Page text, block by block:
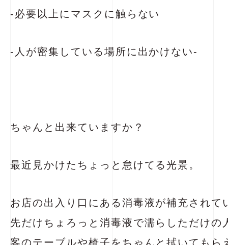
-必要以上にマスクに触らない
-人が密集している場所に出かけない-
ちゃんと出来ていますか？
最近見かけたちょっと怠けてる光景。
お店の出入り口にある消毒液が補充されて
先だけちょろっと消毒液で濡らしただけの
客のテーブルや椅子をちゃんと拭いてもら